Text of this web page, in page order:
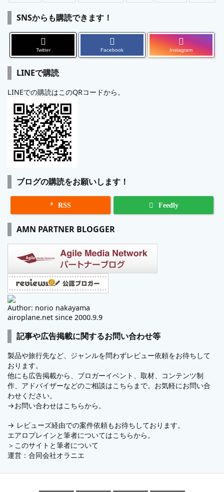
SNSからも購読できます！
Twitter Facebook Instagram
LINEで購読
LINEでの購読はこのQRコードから。
ブログの購読をお願いします！
 RSS Feedly
AMN PARTNER BLOGGER
Author: norio nakayama
airoplane.net since 2000.9.9
記事や広告掲載に関するお問い合わせ等
製品や旅行先など、ジャンルを問わずレビュー依頼をお待ちして
おります。
他にも広告掲載から、ブロガーイベント、取材、コンテンツ制
作、アドバイザーなどのご相談はこちらまで。お気軽にお問い合
わせください。
→お問い合わせはこちらから。
→ レビューズ経由での案件依頼もお待ちしております。
エアロプレインと筆者についてはこちらから。
＞ このサイトと筆者について
運営： 合同会社オラニエ